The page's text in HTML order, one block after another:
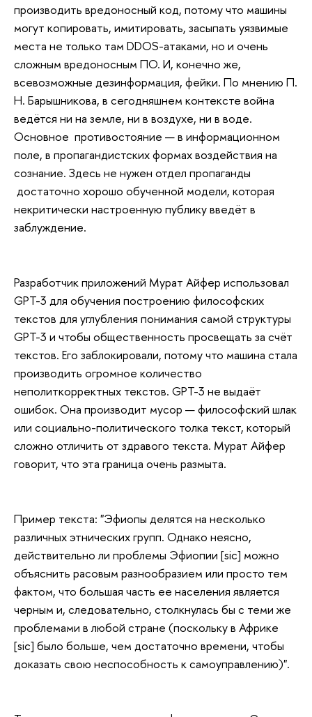
производить вредоносный код, потому что машины
могут копировать, имитировать, засыпать уязвимые
места не только там DDOS-атаками, но и очень
сложным вредоносным ПО. И, конечно же,
всевозможные дезинформация, фейки. По мнению П.
Н. Барышникова, в сегодняшнем контексте война
ведётся ни на земле, ни в воздухе, ни в воде.
Основное противостояние — в информационном
поле, в пропагандистских формах воздействия на
сознание. Здесь не нужен отдел пропаганды
достаточно хорошо обученной модели, которая
некритически настроенную публику введёт в
заблуждение.
Разработчик приложений Мурат Айфер использовал
GPT-3 для обучения построению философских
текстов для углубления понимания самой структуры
GPT-3 и чтобы общественность просвещать за счёт
текстов. Его заблокировали, потому что машина стала
производить огромное количество
неполиткорректных текстов. GPT-3 не выдаёт
ошибок. Она производит мусор — философский шлак
или социально-политического толка текст, который
сложно отличить от здравого текста. Мурат Айфер
говорит, что эта граница очень размыта.
Пример текста: "Эфиопы делятся на несколько
различных этнических групп. Однако неясно,
действительно ли проблемы Эфиопии [sic] можно
объяснить расовым разнообразием или просто тем
фактом, что большая часть ее населения является
черным и, следовательно, столкнулась бы с теми же
проблемами в любой стране (поскольку в Африке
[sic] было больше, чем достаточно времени, чтобы
доказать свою неспособность к самоуправлению)".